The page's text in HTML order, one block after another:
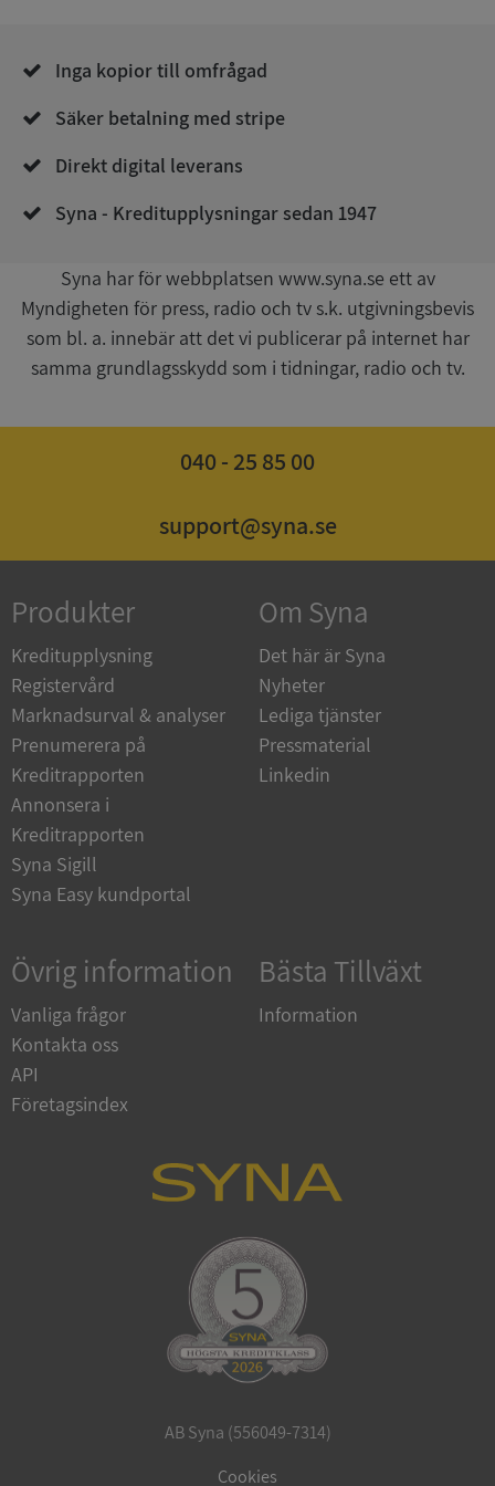
Inga kopior till omfrågad
Säker betalning med stripe
Direkt digital leverans
Syna - Kreditupplysningar sedan 1947
Syna har för webbplatsen www.syna.se ett av
Myndigheten för press, radio och tv s.k. utgivningsbevis
som bl. a. innebär att det vi publicerar på internet har
samma grundlagsskydd som i tidningar, radio och tv.
040 - 25 85 00
support@syna.se
Produkter
Kreditupplysning
Registervård
Marknadsurval & analyser
Prenumerera på
Kreditrapporten
Annonsera i
Kreditrapporten
Syna Sigill
Syna Easy kundportal
Om Syna
Det här är Syna
Nyheter
Lediga tjänster
Pressmaterial
Linkedin
Övrig information
Vanliga frågor
Kontakta oss
API
Företagsindex
Bästa Tillväxt
Information
AB Syna (556049-7314)
Cookies
VISITOR_PRIVACY_METADATA
YouTube
.youtube.com
5 månader
4 veckor
ASP.NET_SessionId
Microsoft
de.syna.se
Corporation
.syna.se
__RequestVerificationToken
CookieScriptConsent
CookieScript
.syna.se
_GRECAPTCHA
Google LLC
www.google.com
Privacy Policy